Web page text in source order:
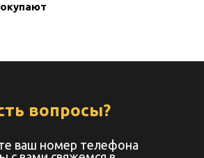
вопросы?
ваш номер телефона